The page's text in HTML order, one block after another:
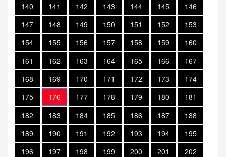
140
141 142 143 144 145
146
147
148 149 150 151 152
153
154
155 156 157 158 159
160
161
162 163 164 165 166
167
168
169 170 171 172 173
174
175
176 177 178 179 180
181
182
183 184 185 186 187
188
189
190 191 192 193 194
195
196
197 198 199 200 201
202